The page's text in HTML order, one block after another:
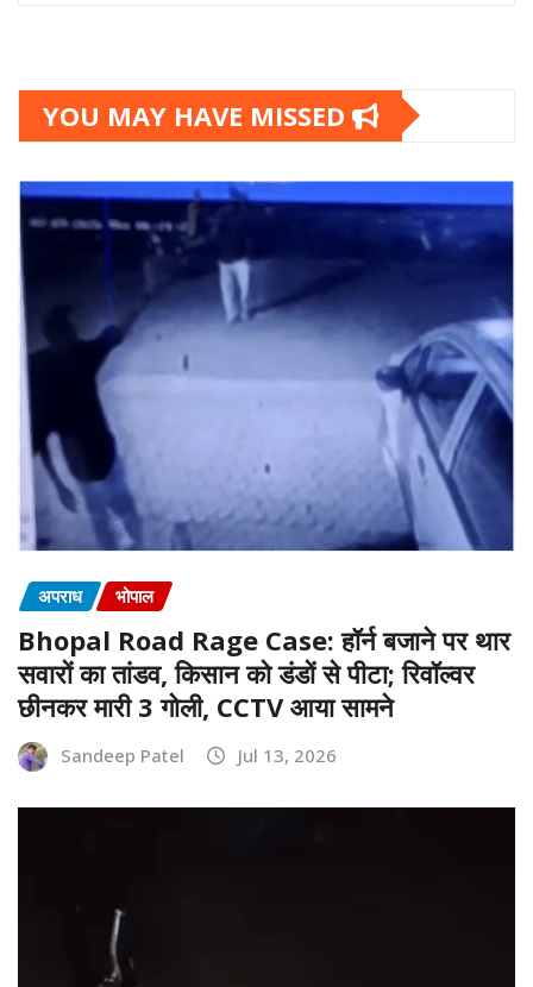
YOU MAY HAVE MISSED
अपराध भोपाल
Bhopal Road Rage Case: हॉर्न बजाने पर थार
सवारों का तांडव, किसान को डंडों से पीटा; रिवॉल्वर
छीनकर मारी 3 गोली, CCTV आया सामने
Sandeep Patel Jul 13, 2026